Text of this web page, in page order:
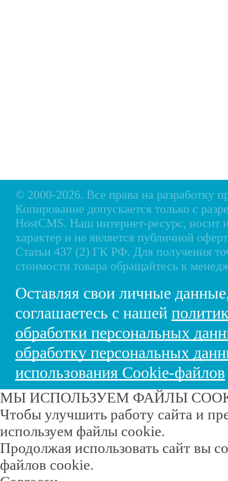
© 2000-2026. Все права на разработку
Копирование допускается только с
HostCMS. Наш интернет-ресурс,
характер и не является публичной
Статьи 437 (2) ГК РФ. Для получения
стоимости товара обращайтесь к
Оставляя свои личные
соглашаетесь с нашей
обработки персональных
обработку персональных
использования Cookie-файлов
МЫ ИСПОЛЬЗУЕМ ФАЙЛЫ
Чтобы улучшить работу сайта и
используем файлы cookie.
Продолжая использовать сайт вы
файлов cookie.